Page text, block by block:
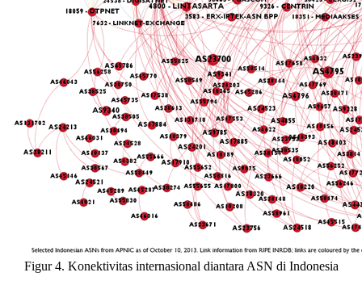
Figur 4. Konektivitas internasional diantara ASN di Indonesia